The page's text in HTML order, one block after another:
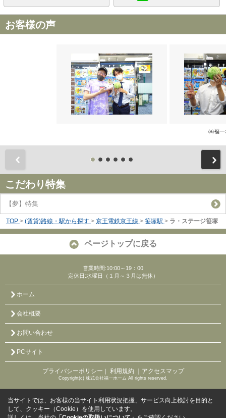
お客様の声
㈱福一
こだわり特集
【夢】特集
TOP > (賃貸)路線・駅から探す > 京王電鉄京王線 > 笹塚駅 > ラ・ステージ笹塚
ページトップに戻る
営業時間:10:00～19：00
定休日:水曜日（１月～３月は無休）
ホーム
会社概要
お問い合わせ
PCサイト
プライバシーポリシー ｜ 利用規約 ｜アクセスマップ
Copyright(c) 株式会社福一ホーム All rights reserved.
当サイトでは、お客様の当サイト利用状況把握、サービス向上検討を目的と
して、クッキー（Cookie）を使用しています。